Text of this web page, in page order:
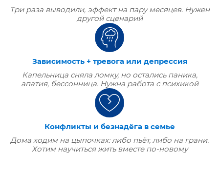
Три раза выводили, эффект на пару месяцев. Нужен
другой сценарий
Зависимость + тревога или депрессия
Капельница сняла ломку, но остались паника,
апатия, бессонница. Нужна работа с психикой
Конфликты и безнадёга в семье
Дома ходим на цыпочках: либо пьёт, либо на грани.
Хотим научиться жить вместе по‑новому